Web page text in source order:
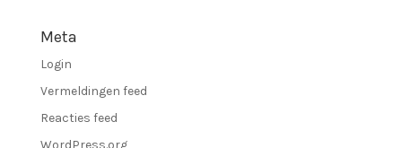
Meta
Login
Vermeldingen feed
Reacties feed
WordPress.org